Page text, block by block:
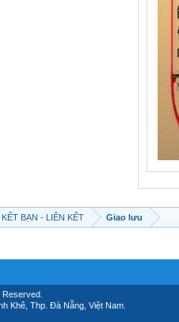
BẠN - LIÊN KẾT Giao lưu
Khê, Thp. Đà Nẵng, Việt Nam.